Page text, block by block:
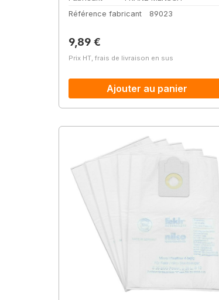
Référence fabricant
89023
Prix régulier :
9,89 €
Prix HT, frais de livraison en sus
Ajouter au panier